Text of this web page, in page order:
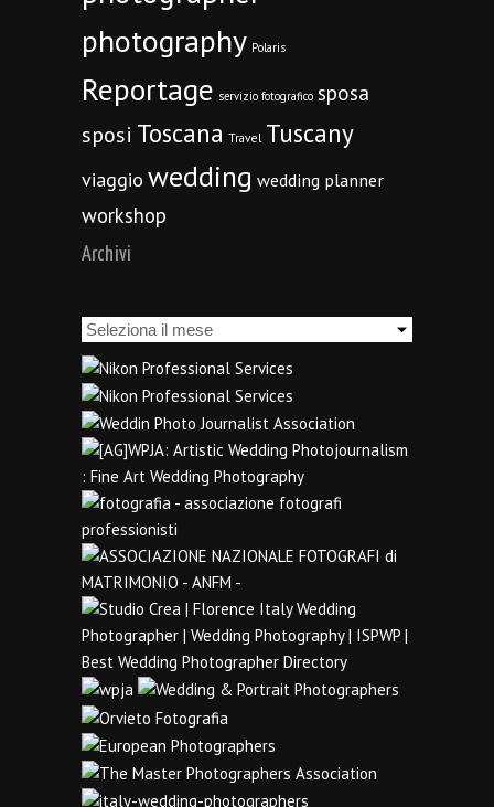
photography Polaris
Reportage servizio fotografico sposa
sposi Toscana Travel Tuscany
viaggio wedding wedding planner
workshop
Archivi
Archivi